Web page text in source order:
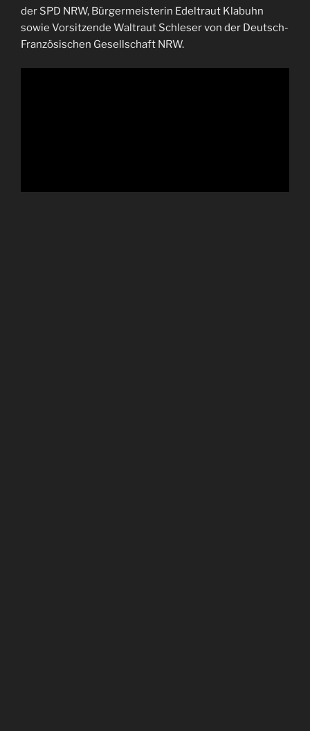
der SPD NRW, Bürgermeisterin Edeltraut Klabuhn
sowie Vorsitzende Waltraut Schleser von der Deutsch-
Französischen Gesellschaft NRW.